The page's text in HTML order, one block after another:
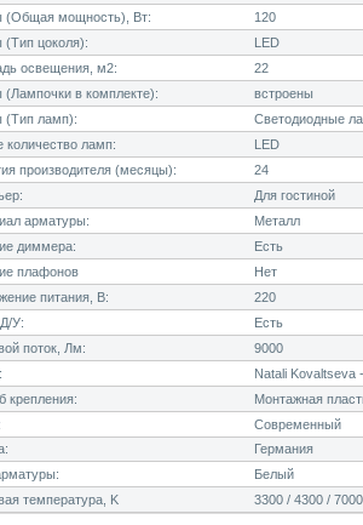
(Общая мощность), Вт:
120
цоколя):
LED
освещения, м2:
22
в комплекте):
встроены
(Тип ламп):
Светодиодные
ламп:
LED
производителя (месяцы):
24
Для гостиной
арматуры:
Металл
диммера:
Есть
плафонов
Нет
питания, В:
220
У:
Есть
поток, Лм:
9000
Natali Kovaltseva
крепления:
Монтажная
Современный
Германия
Белый
температура, K
3300 / 4300 / 7000